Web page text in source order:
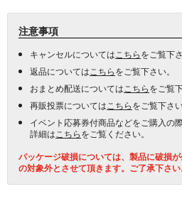
注意事項
キャンセルについては こちらをご覧下さ
返品については こちらをご覧下さい。
おまとめ配送については こちらをご覧
再販投票については こちらをご覧下さい
イベント応募券付商品などをご購入の
詳細は こちらをご覧ください。
パッケージ破損については、製品に破損
の対象外とさせて頂きます。ご了承下さい